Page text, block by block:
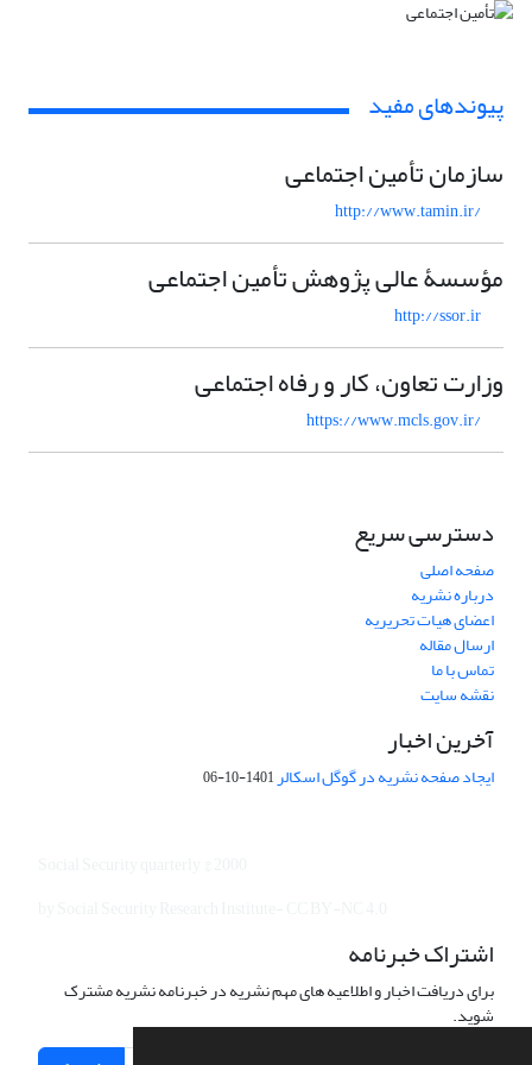
پیوندهای مفید
سازمان تأمین اجتماعی
http://www.tamin.ir/
مؤسسۀ عالی پژوهش تأمین اجتماعی
http://ssor.ir
وزارت تعاون، کار و رفاه اجتماعی
https://www.mcls.gov.ir/
دسترسی سریع
صفحه اصلی
درباره نشریه
اعضای هیات تحریریه
ارسال مقاله
تماس با ما
نقشه سایت
آخرین اخبار
ایجاد صفحه نشریه در گوگل اسکالر1401-10-06
اشتراک خبرنامه
برای دریافت اخبار و اطلاعیه های مهم نشریه در خبرنامه نشریه مشترک
شوید.